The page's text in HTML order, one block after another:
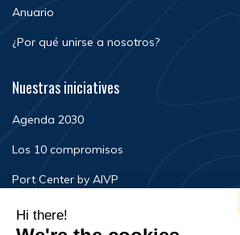
Anuario
¿Por qué unirse a nosotros?
Nuestras iniciatives
Agenda 2030
Los 10 compromisos
Port Center by AIVP
Noticias